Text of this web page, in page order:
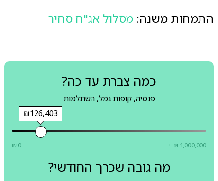
התמחות משנה: מסלול אג"ח סחיר
כמה צברת עד כה?
פנסיה, קופות גמל, השתלמות
₪126,403
₪ 0 + ₪ 1,000,000
מה גובה שכרך החודשי?